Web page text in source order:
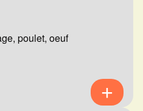
poulet, oeuf